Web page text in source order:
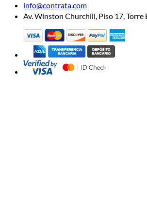
info@contrata.com
Av. Winston Churchill, Piso 17,